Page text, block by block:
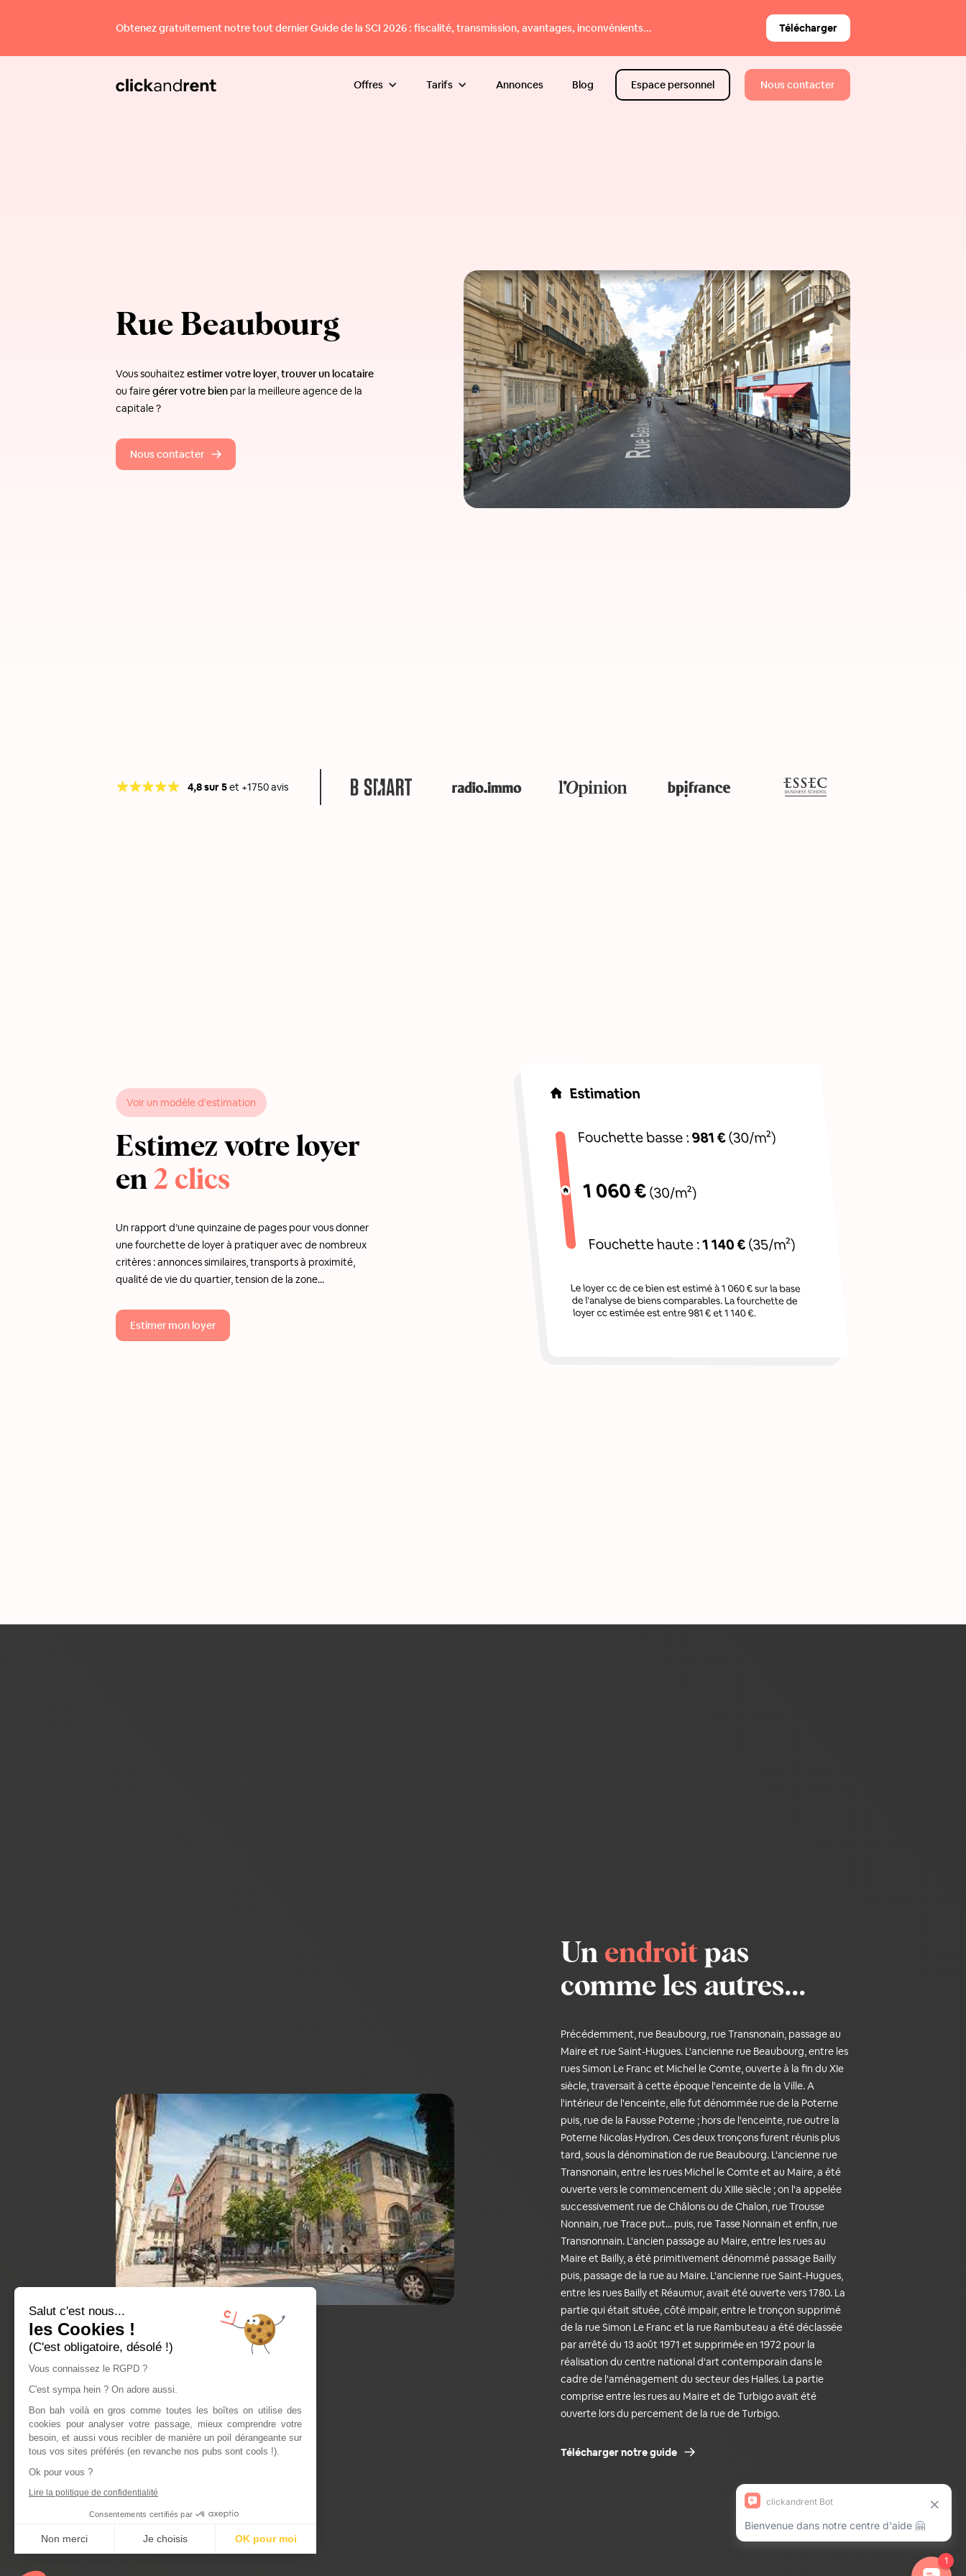
Obtenez gratuitement notre tout dernier Guide de la SCI 2026 : fiscalité, transmission, avantages, inconvénients... Télécharger
Offres Tarifs Annonces Blog Espace personnel Nous contacter
Rue Beaubourg
Vous souhaitezestimer votre loyer,trouver un locataire
ou fairegérer votre bien par la meilleure agence de la
capitale ?
Nous contacter
4,8 sur 5et +1750 avis
Voir un modèle d'estimation
Estimez votre loyer
en2 clics
Un rapport d’une quinzaine de pages pour vous donner
une fourchette de loyer à pratiquer avec de nombreux
critères : annonces similaires, transports à proximité,
qualité de vie du quartier, tension de la zone...
Estimer mon loyer
Un endroitpas
comme les autres...
Précédemment, rue Beaubourg, rue Transnonain, passage au
Maire et rue Saint-Hugues. L'ancienne rue Beaubourg, entre les
rues Simon Le Franc et Michel le Comte, ouverte à la fin du XIe
siècle, traversait à cette époque l'enceinte de la Ville. A
l'intérieur de l'enceinte, elle fut dénommée rue de la Poterne
puis, rue de la Fausse Poterne ; hors de l'enceinte, rue outre la
Poterne Nicolas Hydron. Ces deux tronçons furent réunis plus
tard, sous la dénomination de rue Beaubourg. L'ancienne rue
Transnonain, entre les rues Michel le Comte et au Maire, a été
ouverte vers le commencement du XIIIe siècle ; on l'a appelée
successivement rue de Châlons ou de Chalon, rue Trousse
Nonnain, rue Trace put... puis, rue Tasse Nonnain et enfin, rue
Transnonnain. L'ancien passage au Maire, entre les rues au
Maire et Bailly, a été primitivement dénommé passage Bailly
puis, passage de la rue au Maire. L'ancienne rue Saint-Hugues,
entre les rues Bailly et Réaumur, avait été ouverte vers 1780. La
partie qui était située, côté impair, entre le tronçon supprimé
de la rue Simon Le Franc et la rue Rambuteau a été déclassée
par arrêté du 13 août 1971 et supprimée en 1972 pour la
réalisation du centre national d'art contemporain dans le
cadre de l'aménagement du secteur des Halles. La partie
comprise entre les rues au Maire et de Turbigo avait été
ouverte lors du percement de la rue de Turbigo.
Télécharger notre guide
Salut c'est nous...
les Cookies !
(C'est obligatoire, désolé !)
Vous connaissez le RGPD ?
C'est sympa hein ? On adore aussi.
Bon bah voilà en gros comme toutes les boîtes on utilise des
cookies pour analyser votre passage, mieux comprendre votre
besoin, et aussi vous recibler de manière un poil dérangeante sur
tous vos sites préférés (en revanche nos pubs sont cools !).
Ok pour vous ?
Lire la politique de confidentialité
Consentements certifiés par
Non merci Je choisis
OK pour moi